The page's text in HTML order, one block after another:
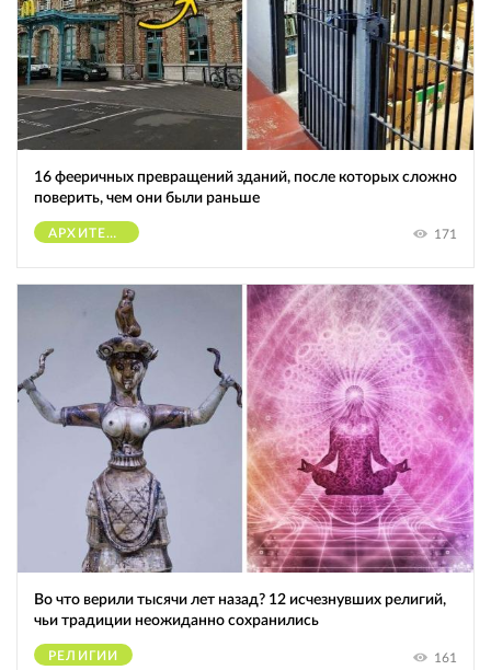
16 фееричных превращений зданий, после которых сложно
поверить, чем они были раньше
АРХИТЕКТУРА 171
Во что верили тысячи лет назад? 12 исчезнувших религий,
чьи традиции неожиданно сохранились
РЕЛИГИИ 161